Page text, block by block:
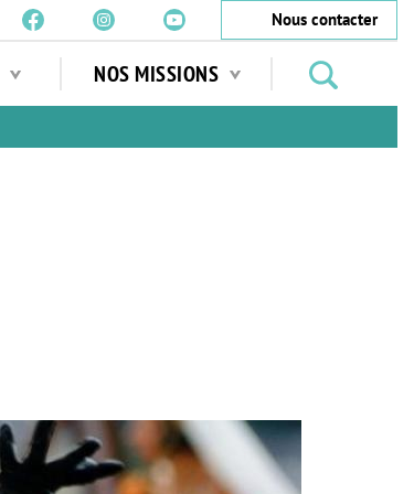
Nous contacter
NOS MISSIONS
jardins